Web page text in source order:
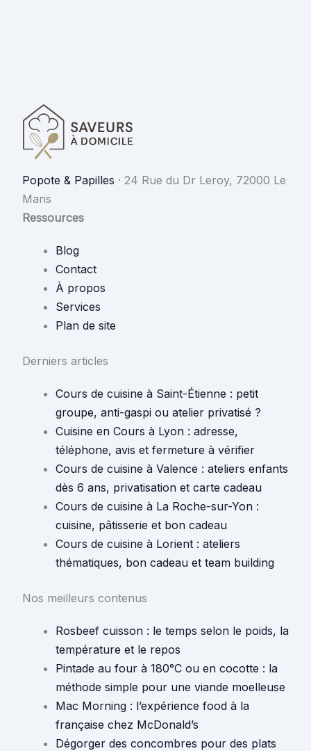
Popote & Papilles · 24 Rue du Dr Leroy, 72000 Le
Mans
Ressources
Blog
Contact
À propos
Services
Plan de site
Derniers articles
Cours de cuisine à Saint-Étienne : petit
groupe, anti-gaspi ou atelier privatisé ?
Cuisine en Cours à Lyon : adresse,
téléphone, avis et fermeture à vérifier
Cours de cuisine à Valence : ateliers enfants
dès 6 ans, privatisation et carte cadeau
Cours de cuisine à La Roche-sur-Yon :
cuisine, pâtisserie et bon cadeau
Cours de cuisine à Lorient : ateliers
thématiques, bon cadeau et team building
Nos meilleurs contenus
Rosbeef cuisson : le temps selon le poids, la
température et le repos
Pintade au four à 180°C ou en cocotte : la
méthode simple pour une viande moelleuse
Mac Morning : l’expérience food à la
française chez McDonald’s
Dégorger des concombres pour des plats